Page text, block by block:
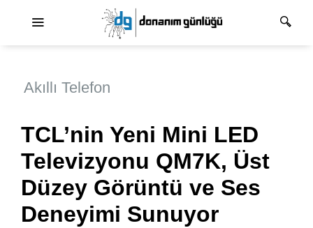
Akıllı Telefon
TCL’nin Yeni Mini LED
Televizyonu QM7K, Üst
Düzey Görüntü ve Ses
Deneyimi Sunuyor